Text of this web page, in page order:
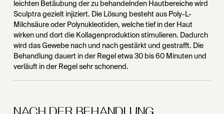
leichten Betäubung der zu behandelnden Hautbereiche wird
Sculptra gezielt injiziert. Die Lösung besteht aus Poly-L-
Milchsäure oder Polynukleotiden, welche tief in der Haut
wirken und dort die Kollagenproduktion stimulieren. Dadurch
wird das Gewebe nach und nach gestärkt und gestrafft. Die
Behandlung dauert in der Regel etwa 30 bis 60 Minuten und
verläuft in der Regel sehr schonend.
NACH DER BEHANDLUNG.